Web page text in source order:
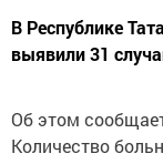
В Республике
выявили 31
Об этом
Количество